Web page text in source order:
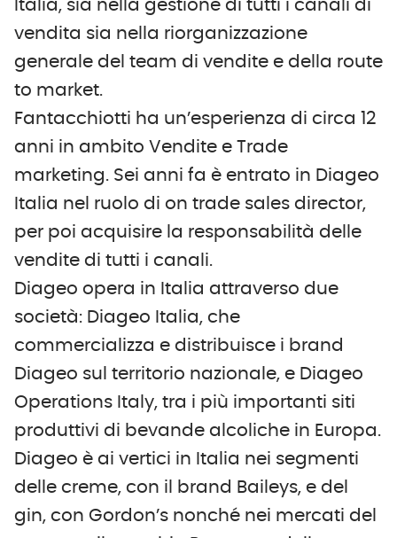
Italia, sia nella gestione di tutti i canali di
vendita sia nella riorganizzazione
generale del team di vendite e della route
to market.
Fantacchiotti ha un’esperienza di circa 12
anni in ambito Vendite e Trade
marketing. Sei anni fa è entrato in Diageo
Italia nel ruolo di on trade sales director,
per poi acquisire la responsabilità delle
vendite di tutti i canali.
Diageo opera in Italia attraverso due
società: Diageo Italia, che
commercializza e distribuisce i brand
Diageo sul territorio nazionale, e Diageo
Operations Italy, tra i più importanti siti
produttivi di bevande alcoliche in Europa.
Diageo è ai vertici in Italia nei segmenti
delle creme, con il brand Baileys, e del
gin, con Gordon’s nonché nei mercati del